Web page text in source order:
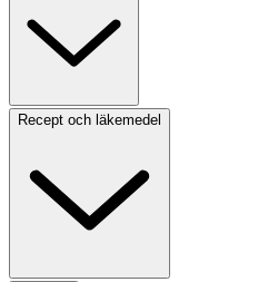
Recept och läkemedel